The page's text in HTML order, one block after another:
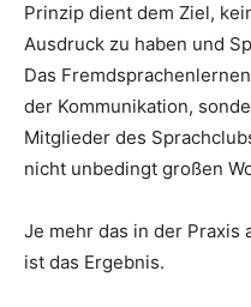
Prinzip dient dem Ziel,
Ausdruck zu haben und
Das
der Kommunikation,
Mitglieder des
nicht unbedingt großen
Je mehr das in der Praxis
ist das Ergebnis.